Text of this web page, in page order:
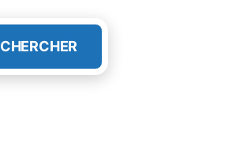
CHERCHER